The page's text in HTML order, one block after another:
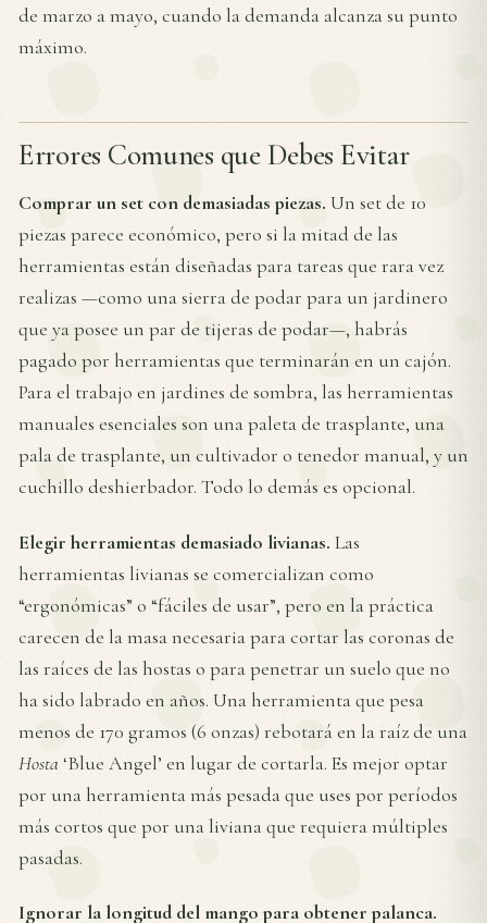
de marzo a mayo, cuando la demanda alcanza su punto
máximo.
Errores Comunes que Debes Evitar
Comprar un set con demasiadas piezas. Un set de 10
piezas parece económico, pero si la mitad de las
herramientas están diseñadas para tareas que rara vez
realizas —como una sierra de podar para un jardinero
que ya posee un par de tijeras de podar—, habrás
pagado por herramientas que terminarán en un cajón.
Para el trabajo en jardines de sombra, las herramientas
manuales esenciales son una paleta de trasplante, una
pala de trasplante, un cultivador o tenedor manual, y un
cuchillo deshierbador. Todo lo demás es opcional.
Elegir herramientas demasiado livianas. Las
herramientas livianas se comercializan como
“ergonómicas” o “fáciles de usar”, pero en la práctica
carecen de la masa necesaria para cortar las coronas de
las raíces de las hostas o para penetrar un suelo que no
ha sido labrado en años. Una herramienta que pesa
menos de 170 gramos (6 onzas) rebotará en la raíz de una
Hosta‘Blue Angel’ en lugar de cortarla. Es mejor optar
por una herramienta más pesada que uses por períodos
más cortos que por una liviana que requiera múltiples
pasadas.
Ignorar la longitud del mango para obtener palanca.